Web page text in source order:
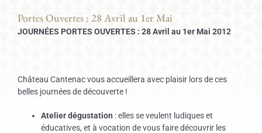
Portes Ouvertes : 28 Avril au 1er Mai
JOURNÉES PORTES OUVERTES : 28 Avril au 1er Mai 2012
Château Cantenac vous accueillera avec plaisir lors de ces
belles journées de découverte !
Atelier dégustation : elles se veulent ludiques et
éducatives, et à vocation de vous faire découvrir les